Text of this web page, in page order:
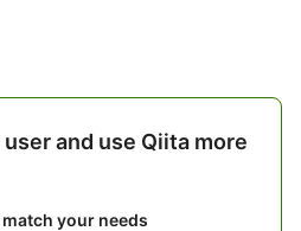
and use Qiita more
your needs